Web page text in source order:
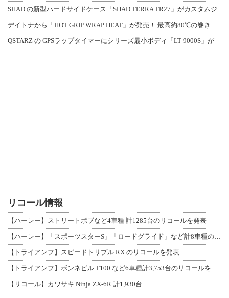
SHAD の新型ハードサイドケース「SHAD TERRA TR27」がカスタムジ
デイトナから「HOT GRIP WRAP HEAT」が発売！ 最高約80℃の巻き
QSTARZ の GPSラップタイマーにシリーズ最小ボディ「LT-9000S」が
リコール情報
【ハーレー】ストリートボブなど4車種 計1285台のリコールを発表
【ハーレー】「スポーツスターS」「ロードグライド」など計8車種のリコールを発表
【トライアンフ】スピードトリプル RX のリコールを発表
【トライアンフ】ボンネビル T100 など6車種計3,753台のリコールを発表
【リコール】カワサキ Ninja ZX-6R 計1,930台